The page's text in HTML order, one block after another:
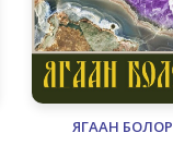
ЯГААН БОЛОР